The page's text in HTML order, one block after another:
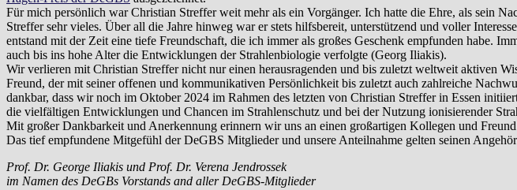
Für mich persönlich war Christian Streffer weit mehr als ein Vorgänger. Ich hatte die Ehre, als sein
Streffer sehr vieles. Über all die Jahre hinweg war er stets hilfsbereit, unterstützend und voller
entstand mit der Zeit eine tiefe Freundschaft, die ich immer als großes Geschenk empfunden habe.
auch bis ins hohe Alter die Entwicklungen der Strahlenbiologie verfolgte (Georg Iliakis).
Wir verlieren mit Christian Streffer nicht nur einen herausragenden und bis zuletzt weltweit aktiven
Freund, der mit seiner offenen und kommunikativen Persönlichkeit bis zuletzt auch zahlreiche
dankbar, dass wir noch im Oktober 2024 im Rahmen des letzten von Christian Streffer in Essen
die vielfältigen Entwicklungen und Chancen im Strahlenschutz und bei der Nutzung ionisierender
Mit großer Dankbarkeit und Anerkennung erinnern wir uns an einen großartigen Kollegen und
Das tief empfundene Mitgefühl der DeGBS Mitglieder und unsere Anteilnahme gelten seinen
Prof. Dr. George Iliakis und Prof. Dr. Verena Jendrossek
im Namen des DeGBs Vorstands and aller DeGBS-Mitglieder